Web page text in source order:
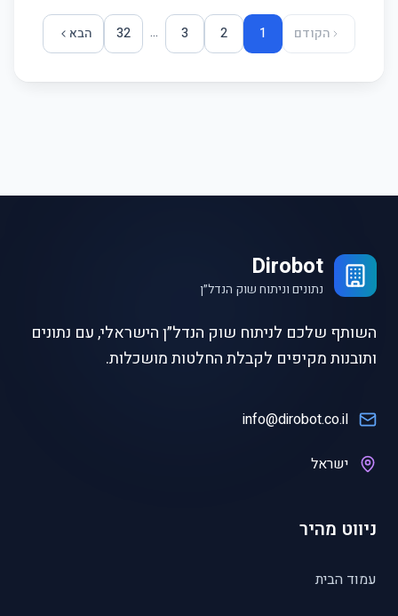
הקודם 1
2
3
...
32 הבא
Dirobot
נתונים וניתוח שוק הנדל״ן
השותף שלכם לניתוח שוק הנדל״ן הישראלי, עם נתונים
ותובנות מקיפים לקבלת החלטות מושכלות.
info@dirobot.co.il
ישראל
ניווט מהיר
עמוד הבית